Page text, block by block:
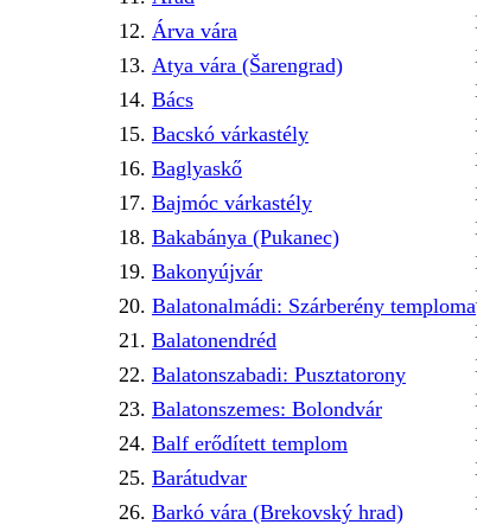
Árva vára
Atya vára (Šarengrad)
Bács
Bacskó várkastély
Baglyaskő
Bajmóc várkastély
Bakabánya (Pukanec)
Bakonyújvár
Balatonalmádi: Szárberény temploma
Balatonendréd
Balatonszabadi: Pusztatorony
Balatonszemes: Bolondvár
Balf erődített templom
Barátudvar
Barkó vára (Brekovský hrad)